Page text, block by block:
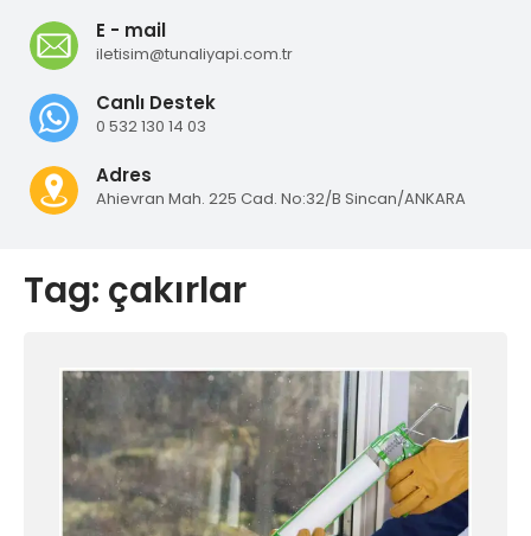
E - mail
iletisim@tunaliyapi.com.tr
Canlı Destek
0 532 130 14 03
Adres
Ahievran Mah. 225 Cad. No:32/B Sincan/ANKARA
Tag: çakırlar